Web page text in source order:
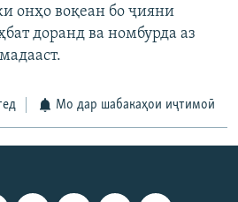
онҳо воқеан бо ҷияни
доранд ва номбурда аз
Мо дар шабакаҳои иҷтимоӣ